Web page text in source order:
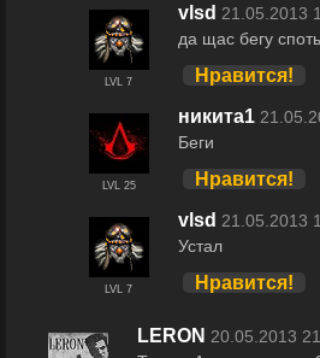
LVL 7
vlsd 21.05.2013
да щас бегу
Нравится!
LVL 25
никита1
Беги
Нравится!
LVL 7
vlsd 21.05.2013
Устал
Нравится!
LERON 20.05.2013